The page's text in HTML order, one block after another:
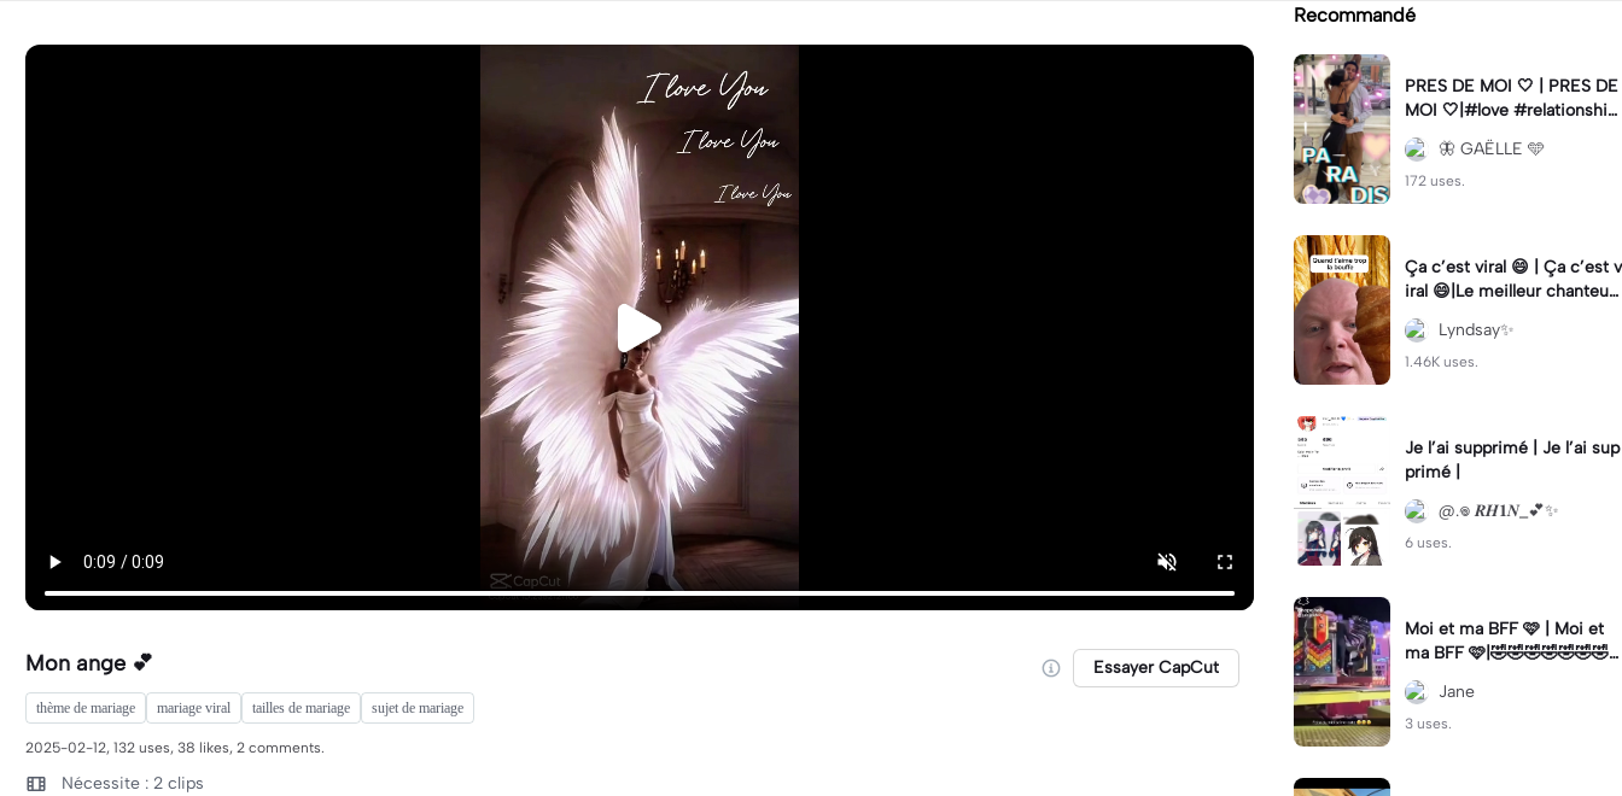
Mon ange 💕 Essayer CapCut
thème de mariage mariage viral tailles de mariage sujet de mariage
2025-02-12, 132 uses, 38 likes, 2 comments.
Nécessite : 2 clips
Recommandé
PRES DE MOI 🤍 | PRES DE
MOI 🤍|#love #relationship
#fyp #lifestyle #trend
🦋 GAËLLE 🩵
172 uses.
Ça c’est viral 😄 | Ça c’est v
iral 😄|Le meilleur chanteur
#meme #mème #chanteu
r #humour
Lyndsay✨
1.46K uses.
Je l’ai supprimé | Je l’ai sup
primé |
@.𖦹 𝑹𝑯𝟏𝑵_💕✨
6 uses.
Moi et ma BFF 🩷 | Moi et
ma BFF 🩷|🤣🤣🤣🤣🤣🤣🤣
🤣
Jane
3 uses.